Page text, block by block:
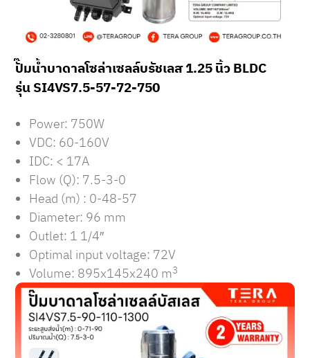
ปั๊มน้ำบาดาลโซล่าเซลล์บรัชเลส 1.25 นิ้ว BLDC
รุ่น SI4VS7.5-57-72-750
Power: 750W
VDC: 60-160V
IDC: < 17A
Flow (Q): 7.5-3-0
Head (m) : 0-48-57
Diameter: 96 mm
Outlet: 1 1/4″
Optimal input voltage: 72V
Volume: 895x145x240 m3